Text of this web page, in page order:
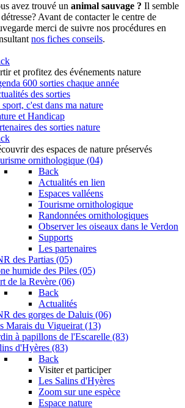
avez trouvé un animal sauvage ? Il semble
Avant de contacter le centre de
merci de suivre nos procédures en
nos fiches conseils.
et profitez des événements nature
600 sorties chaque année
des sorties
c'est dans ma nature
et Handicap
des sorties nature
des espaces de nature préservés
ornithologique (04)
Back
Actualités en lien
Espaces valléens
Tourisme ornithologique
Randonnées ornithologiques
Observer les oiseaux dans le Verdon
Supports
Les partenaires
des Partias (05)
humide des Piles (05)
de la Revère (06)
Back
Actualités
des gorges de Daluis (06)
Marais du Vigueirat (13)
à papillons de l'Escarelle (83)
d'Hyères (83)
Back
Visiter et participer
Les Salins d'Hyères
Zoom sur une espèce
Espace nature